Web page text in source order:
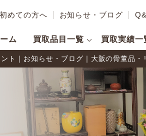
初めての方へ お知らせ・ブログ
ム 買取品目一覧 買取実績一
ト｜お知らせ・ブログ｜大阪の骨董品